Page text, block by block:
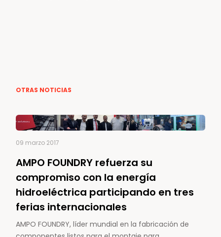
OTRAS NOTICIAS
09 marzo 2017
AMPO FOUNDRY refuerza su
compromiso con la energía
hidroeléctrica participando en tres
ferias internacionales
AMPO FOUNDRY, líder mundial en la fabricación de